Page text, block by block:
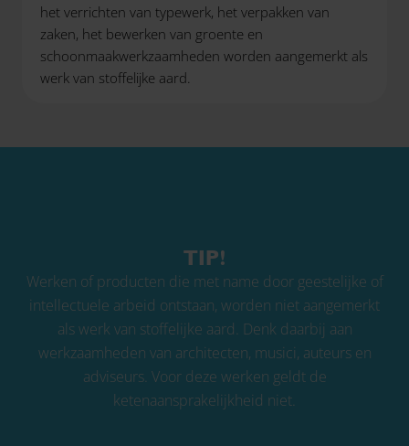
het verrichten van typewerk, het verpakken van
zaken, het bewerken van groente en
schoonmaakwerkzaamheden worden aangemerkt als
werk van stoffelijke aard.
TIP!
Werken of producten die met name door geestelijke of
intellectuele arbeid ontstaan, worden niet aangemerkt
als werk van stoffelijke aard. Denk daarbij aan
werkzaamheden van architecten, musici, auteurs en
adviseurs. Voor deze werken geldt de
ketenaansprakelijkheid niet.